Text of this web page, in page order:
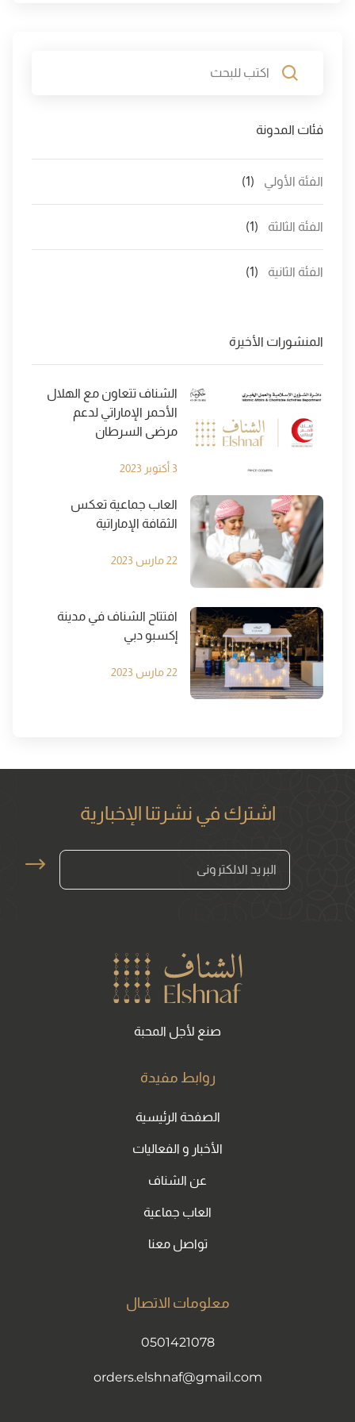
فئات المدونة
الفئة الأولي (1)
الفئة الثالثة (1)
الفئة الثانية (1)
المنشورات الأخيرة
الشناف تتعاون مع الهلال
الأحمر الإماراتي لدعم
مرضى السرطان
3 أكتوبر 2023
العاب جماعية تعكس
الثقافة الإماراتية
22 مارس 2023
افتتاح الشناف في مدينة
إكسبو دبي
22 مارس 2023
اشترك في نشرتنا الإخبارية
Arrow News Letter
صنع لأجل المحبة
روابط مفيدة
الصفحة الرئيسية
الأخبار و الفعاليات
عن الشناف
العاب جماعية
تواصل معنا
معلومات الاتصال
0501421078
orders.elshnaf@gmail.com